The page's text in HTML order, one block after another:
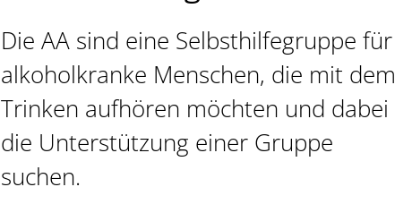
Die AA sind eine Selbsthilfegruppe für
alkoholkranke Menschen, die mit dem
Trinken aufhören möchten und dabei
die Unterstützung einer Gruppe
suchen.